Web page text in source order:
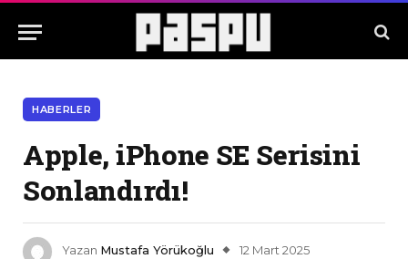
HABERLER
Apple, iPhone SE Serisini
Sonlandırdı!
Yazan Mustafa Yörükoğlu
12 Mart 2025